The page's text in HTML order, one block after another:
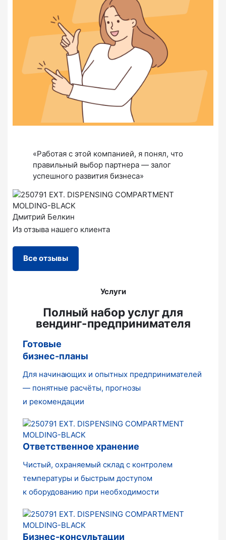
«Работая с этой компанией, я понял, что
правильный выбор партнера — залог
успешного развития бизнеса»
Дмитрий Белкин
Из отзыва нашего клиента
Все отзывы
Услуги
Полный набор услуг для
вендинг-предпринимателя
Готовые
бизнес-планы
Для начинающих и опытных предпринимателей
— понятные расчёты, прогнозы
и рекомендации
Ответственное хранение
Чистый, охраняемый склад с контролем
температуры и быстрым доступом
к оборудованию при необходимости
Бизнес-консультации